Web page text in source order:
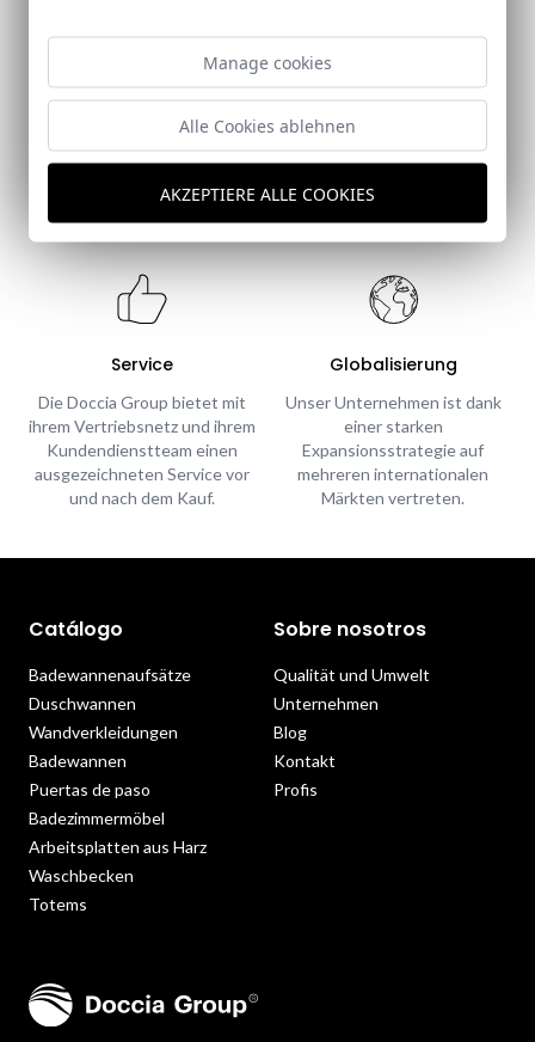
Einer der Werte, die unser
Unternehmen auszeichnen,
ist die Möglichkeit, die
Geschmack und Ihren
Bedürfnissen zu gestalten.
Die Doccia Group bietet
Einhaltung der höchsten
Verwendung der besten
Rohstoffe hergestellt
Service
Die Doccia Group bietet mit
ihrem Vertriebsnetz und ihrem
Kundendienstteam einen
ausgezeichneten Service vor
und nach dem Kauf.
Globalisierung
Unser Unternehmen ist dank
einer starken
Expansionsstrategie auf
mehreren internationalen
Märkten vertreten.
Catálogo
Badewannenaufsätze
Duschwannen
Wandverkleidungen
Badewannen
Puertas de paso
Badezimmermöbel
Arbeitsplatten aus Harz
Waschbecken
Totems
Sobre nosotros
Qualität und Umwelt
Unternehmen
Blog
Kontakt
Profis
Manage cookies
Alle Cookies ablehnen
AKZEPTIERE ALLE COOKIES